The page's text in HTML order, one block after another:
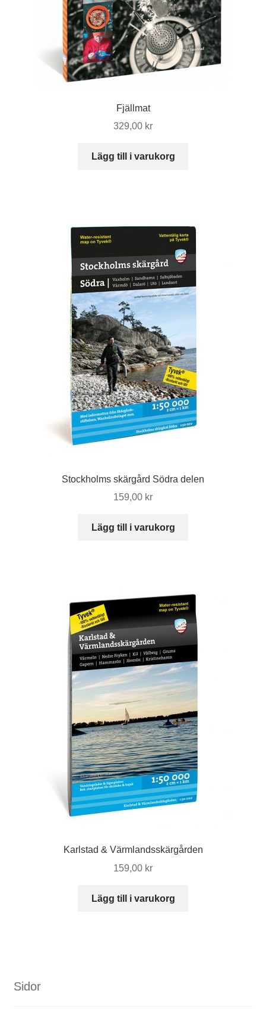
Fjällmat
329,00 kr
Lägg till i varukorg
Stockholms skärgård Södra delen
159,00 kr
Lägg till i varukorg
Karlstad & Värmlandsskärgården
159,00 kr
Lägg till i varukorg
Sidor